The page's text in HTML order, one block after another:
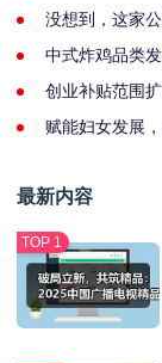
没想到，这家
中式炸鸡品类
创业补贴范围
赋能妇女发展
最新内容